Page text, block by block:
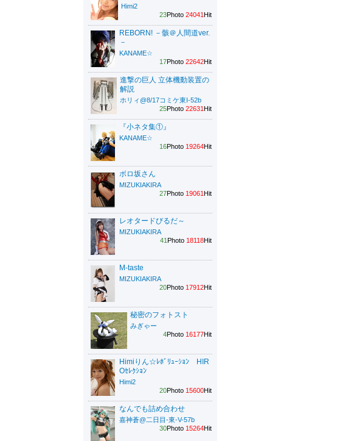
Himi2
23Photo 24041Hit
REBORN! －骸＠人間道ver.
－
KANAME☆
17Photo 22642Hit
進撃の巨人 立体機動装置の
解説
ホリィ@8/17コミケ東I-52b
25Photo 22631Hit
『小ネタ集①』
KANAME☆
16Photo 19264Hit
ボロ坂さん
MIZUKIAKIRA
27Photo 19061Hit
レオタードびるだ～
MIZUKIAKIRA
41Photo 18118Hit
M-taste
MIZUKIAKIRA
20Photo 17912Hit
秘密のフォトスト
みぎゃー
4Photo 16177Hit
Himiりん☆ﾚﾎﾞﾘｭｰｼｮﾝ HIR
Oｾﾚｸｼｮﾝ
Himi2
20Photo 15600Hit
なんでも詰め合わせ
嘉神蒼@二日目-東-V-57b
30Photo 15264Hit